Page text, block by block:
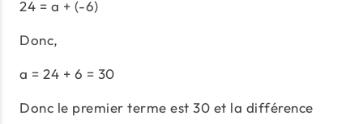
24 = a + (-6)
Donc,
a = 24 + 6 = 30
Donc le premier terme est 30 et la différence